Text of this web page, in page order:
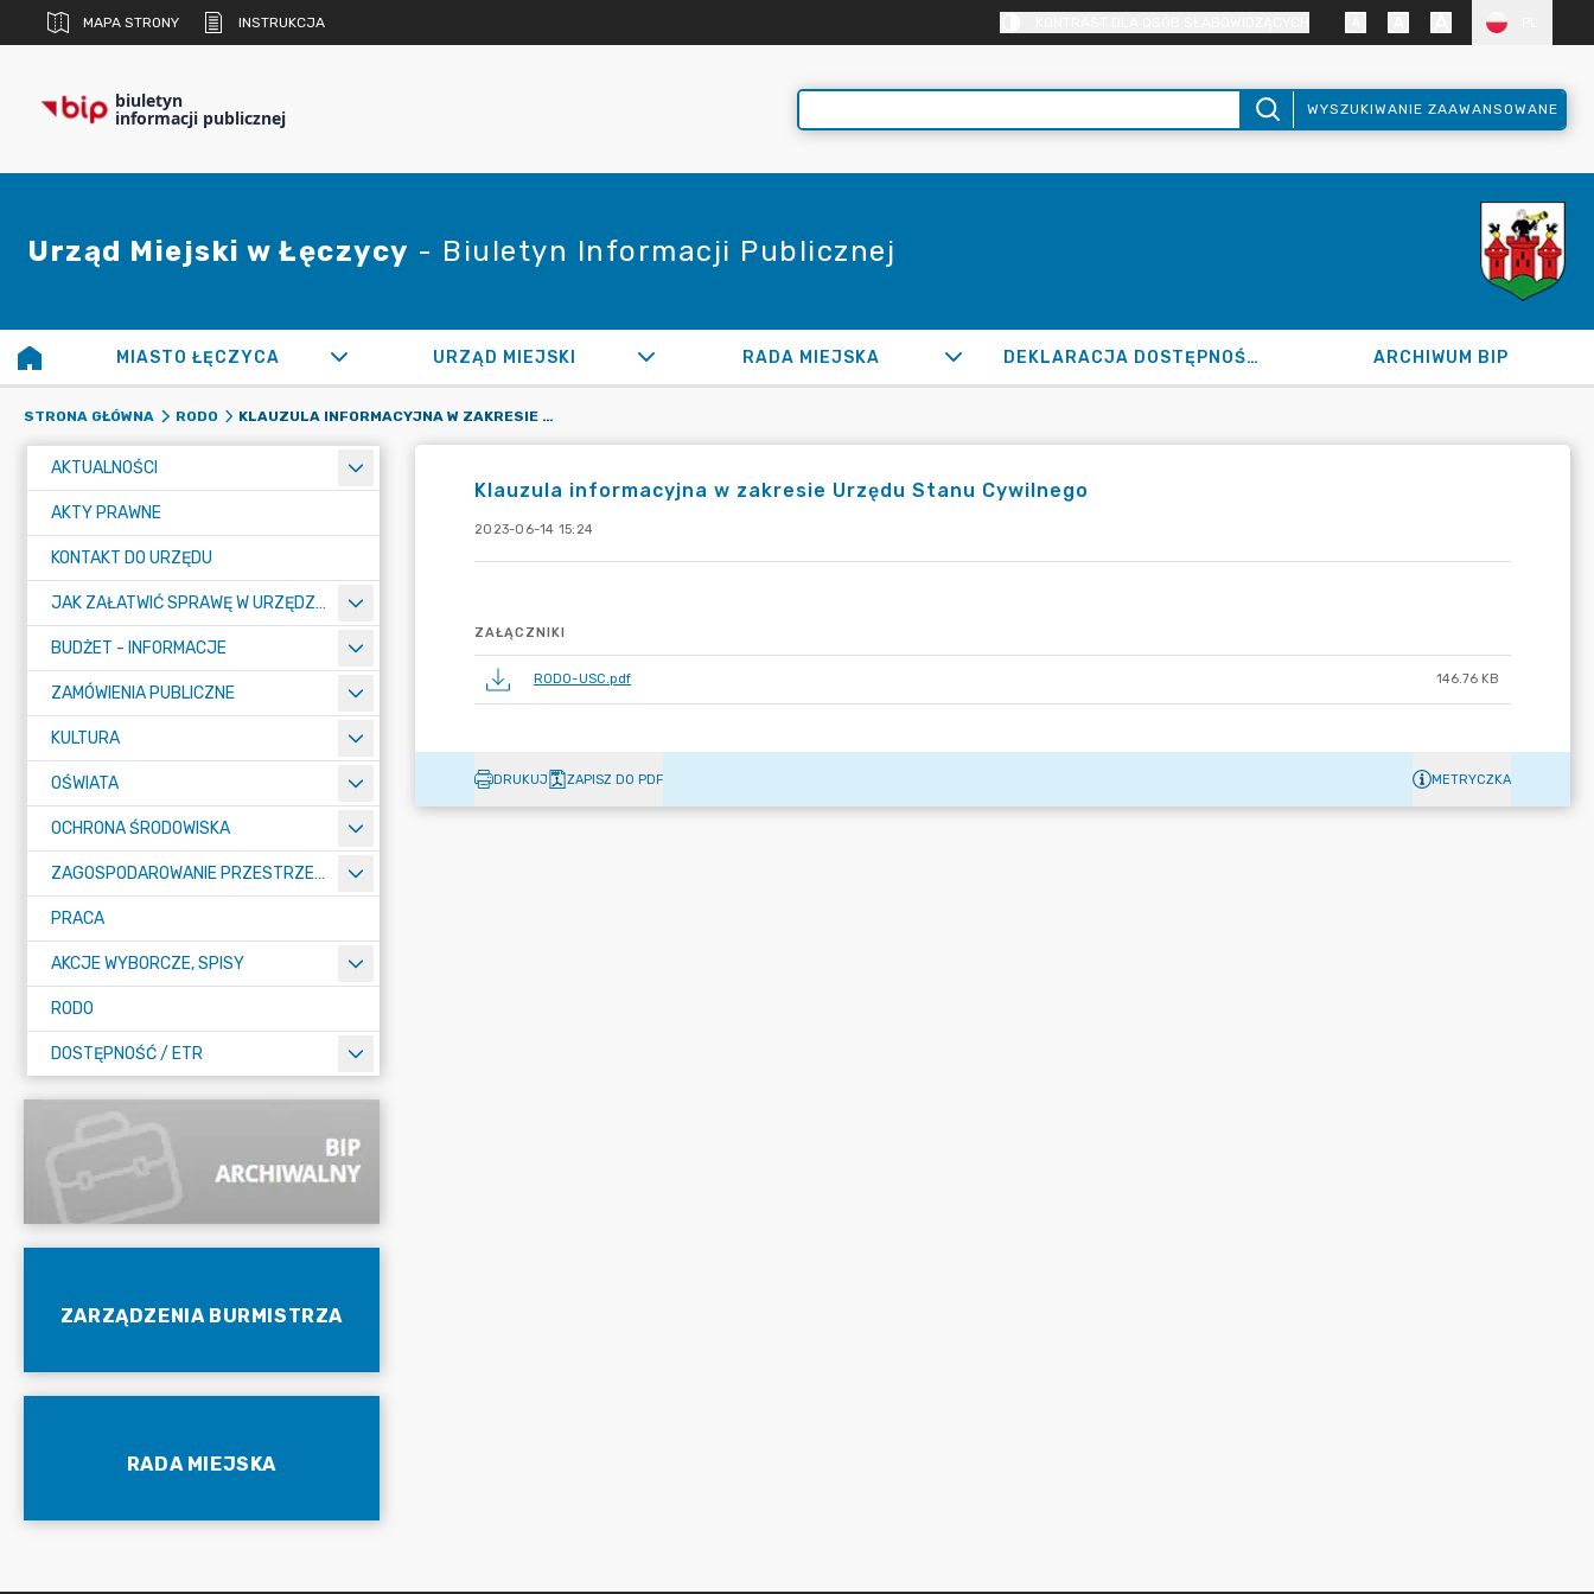
MAPA STRONY INSTRUKCJA
biuletyn
informacji publicznej WYSZUKIWANIE ZAAWANSOWANE
Urząd Miejski w Łęczycy - Biuletyn Informacji Publicznej
MIASTO ŁĘCZYCA URZĄD MIEJSKI RADA MIEJSKA DEKLARACJA DOSTĘPNOŚCI ARCHIWUM BIP
STRONA GŁÓWNA RODO KLAUZULA INFORMACYJNA W ZAKRESIE URZĘDU STANU CYWILNEGO
AKTUALNOŚCI
AKTY PRAWNE
KONTAKT DO URZĘDU
JAK ZAŁATWIĆ SPRAWĘ W URZĘDZIE
BUDŻET - INFORMACJE
ZAMÓWIENIA PUBLICZNE
KULTURA
OŚWIATA
OCHRONA ŚRODOWISKA
ZAGOSPODAROWANIE PRZESTRZENNE
PRACA
AKCJE WYBORCZE, SPISY
RODO
DOSTĘPNOŚĆ / ETR
ZARZĄDZENIA BURMISTRZA
RADA MIEJSKA
Klauzula informacyjna w zakresie Urzędu Stanu Cywilnego
2023-06-14 15:24
ZAŁĄCZNIKI
RODO-USC.pdf 146.76 KB
DRUKUJ ZAPISZ DO PDF METRYCZKA